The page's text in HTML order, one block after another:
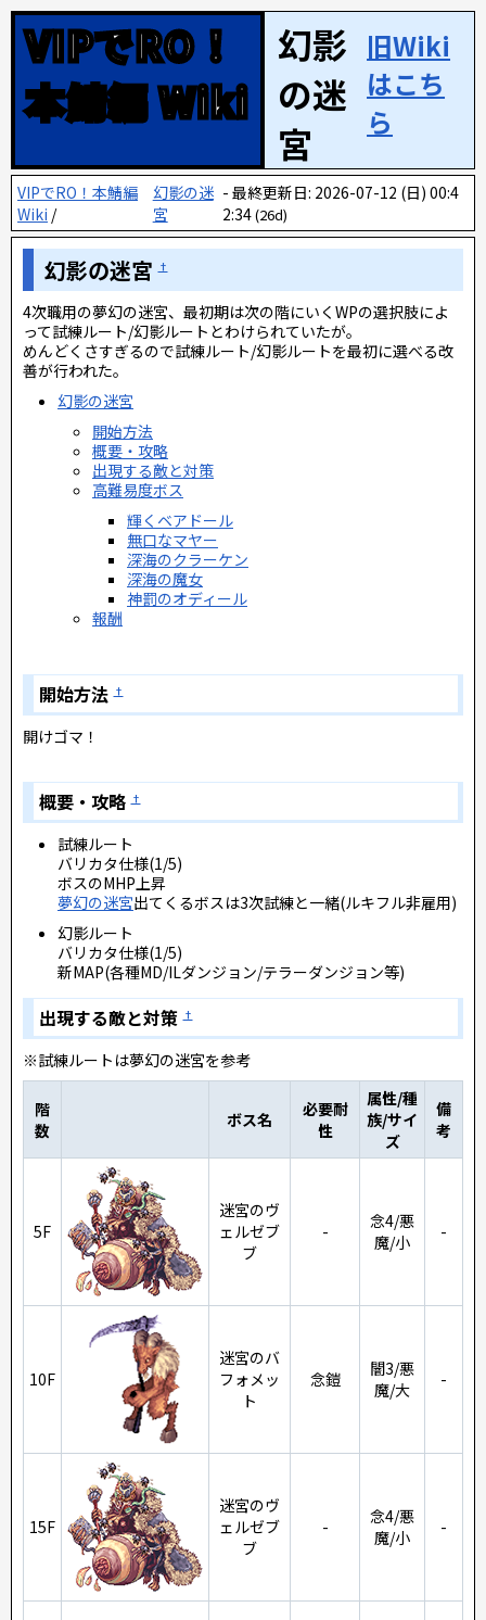
VIPでRO！
本鯖編 Wiki
幻影
の迷
宮
旧Wiki
はこち
ら
VIPでRO！本鯖編
Wiki /
幻影の迷
宮
最終更新日: 2026-07-12 (日) 00:4
2:34(26d)
幻影の迷宮 †
4次職用の夢幻の迷宮、最初期は次の階にいくWPの選択肢によ
って試練ルート/幻影ルートとわけられていたが。
めんどくさすぎるので試練ルート/幻影ルートを最初に選べる改
善が行われた。
幻影の迷宮
開始方法
概要・攻略
出現する敵と対策
高難易度ボス
輝くベアドール
無口なマヤー
深海のクラーケン
深海の魔女
神罰のオディール
報酬
開始方法 †
開けゴマ！
概要・攻略 †
試練ルート
バリカタ仕様(1/5)
ボスのMHP上昇
夢幻の迷宮出てくるボスは3次試練と一緒(ルキフル非雇用)
幻影ルート
バリカタ仕様(1/5)
新MAP(各種MD/ILダンジョン/テラーダンジョン等)
出現する敵と対策 †
※試練ルートは夢幻の迷宮を参考
階
数
ボス名
必要耐
性
属性/種
族/サイ
ズ
備
考
5F
迷宮のヴ
ェルゼブ
ブ
-
念4/悪
魔/小
-
10F
迷宮のバ
フォメッ
ト
念鎧
闇3/悪
魔/大
-
15F
迷宮のヴ
ェルゼブ
ブ
-
念4/悪
魔/小
-